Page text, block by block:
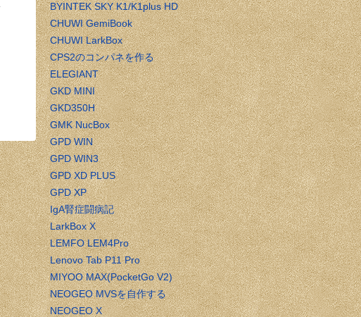
BYINTEK SKY K1/K1plus HD
CHUWI GemiBook
CHUWI LarkBox
CPS2のコンパネを作る
ELEGIANT
GKD MINI
GKD350H
GMK NucBox
GPD WIN
GPD WIN3
GPD XD PLUS
GPD XP
IgA腎症闘病記
LarkBox X
LEMFO LEM4Pro
Lenovo Tab P11 Pro
MIYOO MAX(PocketGo V2)
NEOGEO MVSを自作する
NEOGEO X